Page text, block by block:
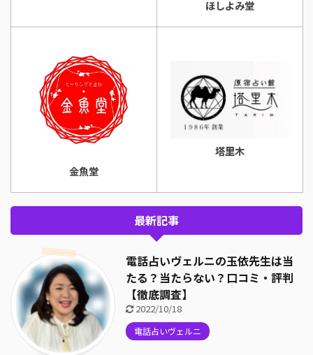
ほしよみ堂
金魚堂
塔里木
最新記事
電話占いヴェルニの玉依先生は当
たる？当たらない？口コミ・評判
【徹底調査】
2022/10/18
電話占いヴェルニ